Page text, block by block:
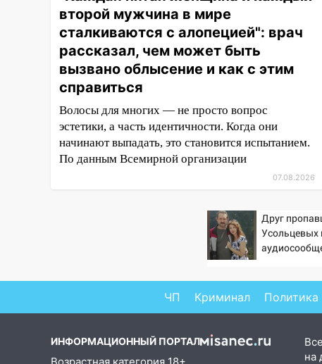
остановки и проводят новое
освещение
16:35 В Ульяновске установили
ещё девять бункеров для
крупногабаритного мусора
16:26 В Ульяновске бесплатно
покажут матч «Волги» под
открытым небом
16:12 В Ульяновском
Ульяновцы могут
вернуть деньги за абонементы
«Рекорд-Fitness»
15:34 После вмешательства
Ульяновской области привели
в порядок детские площадки
второй мужчина в мире
сталкиваются с алопецией": врач
рассказал, чем может быть
вызвано облысение и как с этим
справиться
Волосы для многих — не просто вопрос
эстетики, а часть идентичности. Когда они
начинают выпадать, это становится испытанием.
По данным Всемирной организации
07.08.2026
Друг
Усольцевых
ЧП Криминал Политика
ИНФОРМАЦИОННЫЙ ПОРТАЛ
на